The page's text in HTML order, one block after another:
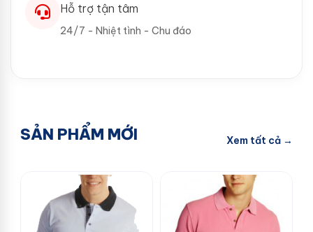
Hỗ trợ tận tâm
24/7 - Nhiệt tình - Chu đáo
SẢN PHẨM MỚI Xem tất cả →